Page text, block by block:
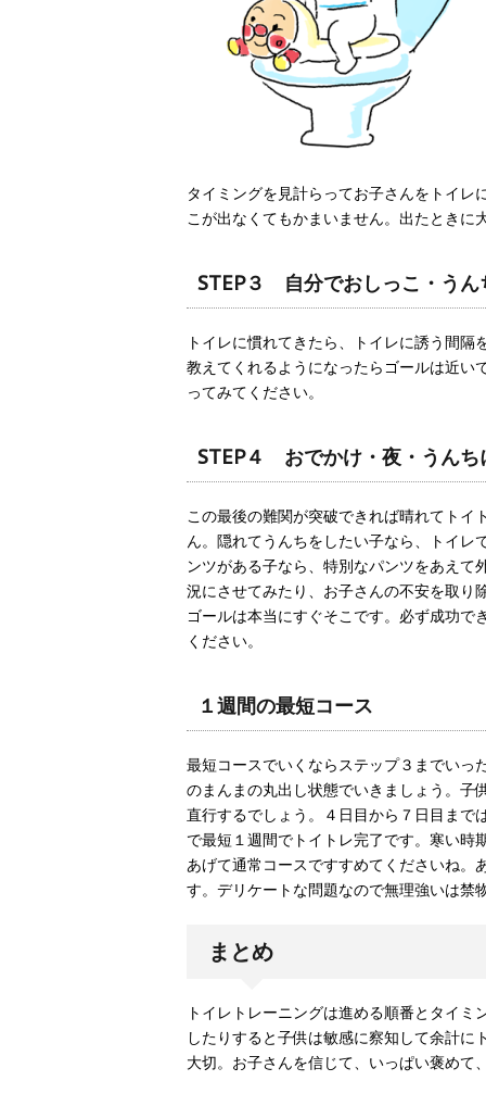
タイミングを見計らってお子さんをトイ
こが出なくてもかまいません。出たときに
STEP３ 自分でおしっこ・うん
トイレに慣れてきたら、トイレに誘う間
教えてくれるようになったらゴールは近い
ってみてください。
STEP４ おでかけ・夜・うんち
この最後の難関が突破できれば晴れてトイ
ん。隠れてうんちをしたい子なら、トイレ
ンツがある子なら、特別なパンツをあえ
況にさせてみたり、お子さんの不安を取り
ゴールは本当にすぐそこです。必ず成功で
ください。
１週間の最短コース
最短コースでいくならステップ３までいっ
のまんまの丸出し状態でいきましょう。子
直行するでしょう。４日目から７日目まで
で最短１週間でトイトレ完了です。寒い時
あげて通常コースですすめてくださいね。
す。デリケートな問題なので無理強いは禁
まとめ
トイレトレーニングは進める順番とタイ
したりすると子供は敏感に察知して余計
大切。お子さんを信じて、いっぱい褒めて